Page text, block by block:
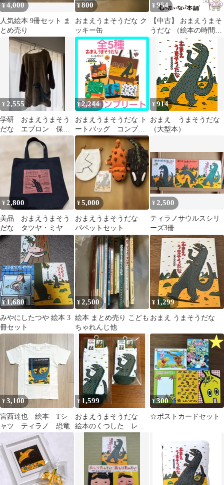
¥4,000
人気絵本 9冊セット ま
とめ売り
¥800
おまえうまそうだな ク
ッキー缶
¥ 954
【中古】 おまえうまそ
うだな （絵本の時間）
/ 宮西 達也 / ポプラ社
¥ 2,555
学研 おまえうまそう
だな エプロン 保育
士
¥2,244
おまえうまそうだな ト
ートバッグ コンプ
セット ガチャ グッ
ズ 宮西達也 恐竜
¥914
おまえ うまそうだな
（大型本）
¥2,800
美品 おまえうまそう
だな タツヤ・ミヤニ
シ トートバッグ 宮西
達也 ブラック
¥5,000
おまえうまそうだな
パペットセット
¥2,500
ティラノサウルスシリ
ーズ3冊
¥ 1,680
みやにしたつや 絵本 3
冊セット
¥2,500
絵本 まとめ売り こども
ちゃれんじ他
¥ 1,299
おまえ うまそうだな
¥3,100
宮西達也 絵本 Tシ
ャツ ティラノ 恐竜
¥ 1,599
おまえうまそうだな
絵本のくつした レデ
ィース キッズ 親子
ペア お揃い 靴下
¥300
☆ポストカードセット